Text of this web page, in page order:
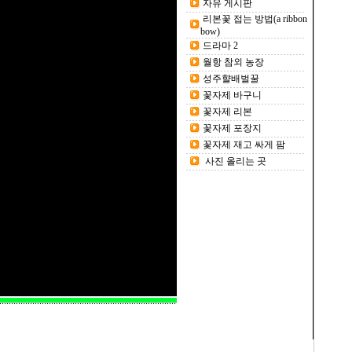
자유 게시판
리본꽃 접는 방법(a ribbon
bow)
드라마 2
월항 참외 농장
성주햘배벌꿀
꽃자제 바구니
꽃자제 리본
꽃자제 포장지
꽃자제 재고 싸게 팜
사진 올리는 곳